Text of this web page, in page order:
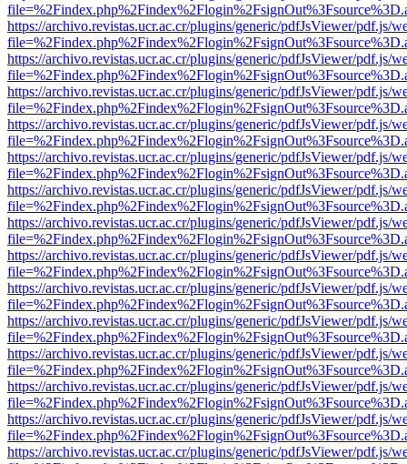
https://archivo.revistas.ucr.ac.cr/plugins/generic/pdfJsViewer/pdf.js/
https://archivo.revistas.ucr.ac.cr/plugins/generic/pdfJsViewer/pdf.js/
https://archivo.revistas.ucr.ac.cr/plugins/generic/pdfJsViewer/pdf.js/
https://archivo.revistas.ucr.ac.cr/plugins/generic/pdfJsViewer/pdf.js/
https://archivo.revistas.ucr.ac.cr/plugins/generic/pdfJsViewer/pdf.js/
https://archivo.revistas.ucr.ac.cr/plugins/generic/pdfJsViewer/pdf.js/
https://archivo.revistas.ucr.ac.cr/plugins/generic/pdfJsViewer/pdf.js/
https://archivo.revistas.ucr.ac.cr/plugins/generic/pdfJsViewer/pdf.js/
https://archivo.revistas.ucr.ac.cr/plugins/generic/pdfJsViewer/pdf.js/
https://archivo.revistas.ucr.ac.cr/plugins/generic/pdfJsViewer/pdf.js/
https://archivo.revistas.ucr.ac.cr/plugins/generic/pdfJsViewer/pdf.js/
https://archivo.revistas.ucr.ac.cr/plugins/generic/pdfJsViewer/pdf.js/
https://archivo.revistas.ucr.ac.cr/plugins/generic/pdfJsViewer/pdf.js/
https://archivo.revistas.ucr.ac.cr/plugins/generic/pdfJsViewer/pdf.js/